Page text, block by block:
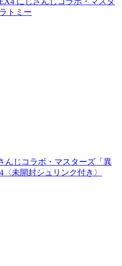
トミー
んじコラボ・マスターズ「異
未開封シュリンク付き〉